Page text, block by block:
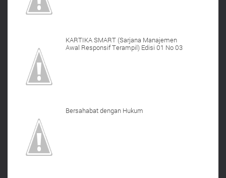
KARTIKA SMART (Sarjana Manajemen
Awal Responsif Terampil) Edisi 01 No 03
Bersahabat dengan Hukum